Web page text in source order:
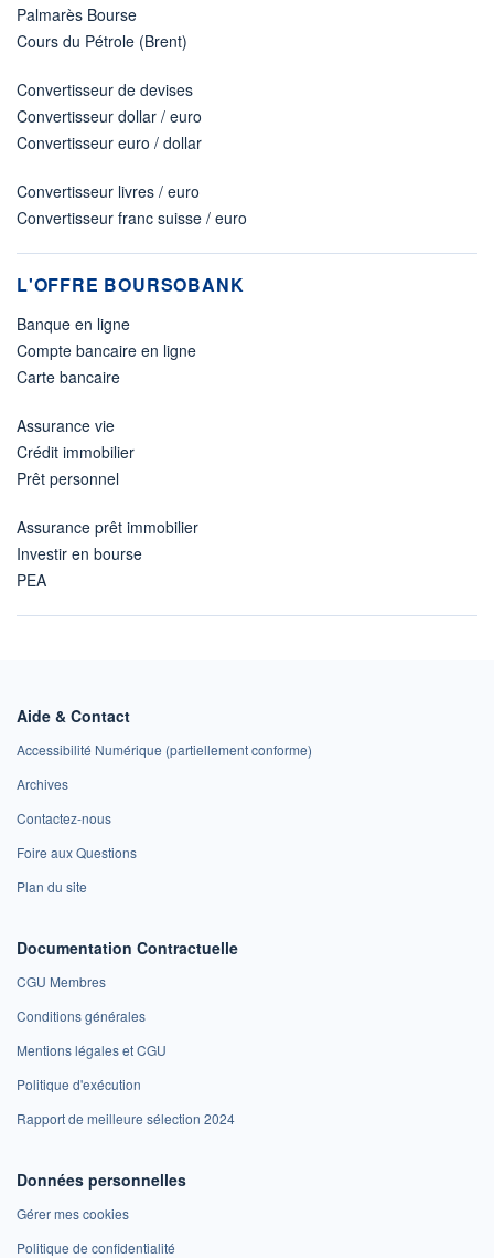
Palmarès Bourse
Cours du Pétrole (Brent)
Convertisseur de devises
Convertisseur dollar / euro
Convertisseur euro / dollar
Convertisseur livres / euro
Convertisseur franc suisse / euro
L'OFFRE BOURSOBANK
Banque en ligne
Compte bancaire en ligne
Carte bancaire
Assurance vie
Crédit immobilier
Prêt personnel
Assurance prêt immobilier
Investir en bourse
PEA
Aide & Contact
Accessibilité Numérique (partiellement conforme)
Archives
Contactez-nous
Foire aux Questions
Plan du site
Documentation Contractuelle
CGU Membres
Conditions générales
Mentions légales et CGU
Politique d'exécution
Rapport de meilleure sélection 2024
Données personnelles
Gérer mes cookies
Politique de confidentialité